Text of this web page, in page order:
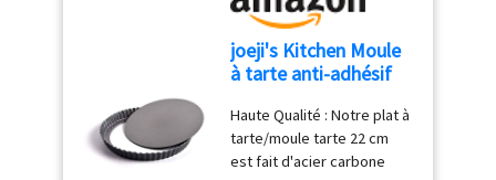
joeji's Kitchen Moule
à tarte anti-adhésif
tarte, quiche, gateau |
Plat a tarte à fond
amovible
Haute Qualité : Notre plat à
tarte/moule tarte 22 cm
est fait d'acier carbone